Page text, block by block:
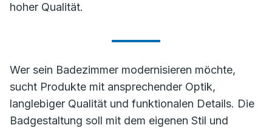
hoher Qualität.
Wer sein Badezimmer modernisieren möchte,
sucht Produkte mit ansprechender Optik,
langlebiger Qualität und funktionalen Details. Die
Badgestaltung soll mit dem eigenen Stil und